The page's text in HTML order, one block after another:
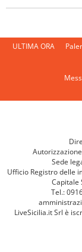
ULTIMA ORA
Sede
Ufficio Registro delle
Capitale
Tel.:
LiveSicilia.it Srl è